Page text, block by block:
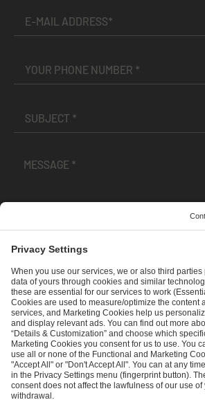
andPrivacy Policy
SEND MESSAGE